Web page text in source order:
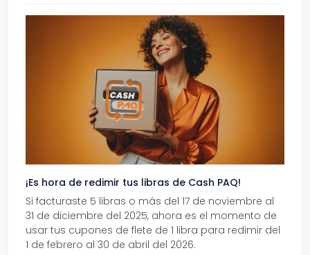
¡Es hora de redimir tus libras de Cash PAQ!
Si facturaste 5 libras o más del 17 de noviembre al
31 de diciembre del 2025, ahora es el momento de
usar tus cupones de flete de 1 libra para redimir del
1 de febrero al 30 de abril del 2026.